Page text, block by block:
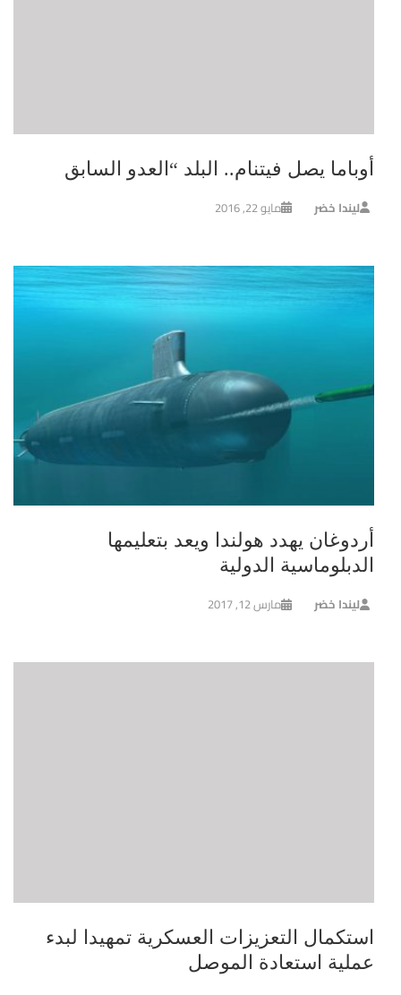
أوباما يصل فيتنام.. البلد “العدو السابق
ليندا خضر مايو 22, 2016
أردوغان يهدد هولندا ويعد بتعليمها
الدبلوماسية الدولية
ليندا خضر مارس 12, 2017
استكمال التعزيزات العسكرية تمهيدا لبدء
عملية استعادة الموصل